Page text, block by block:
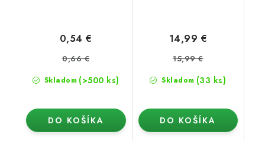
Skladom (>500 ks)
0,54 €
0,66 €
DO KOŠÍKA
Skladom (33 ks)
14,99 €
15,99 €
DO KOŠÍKA